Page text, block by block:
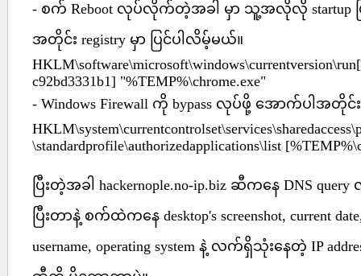
- စက် Reboot လုပ်လိုက်တဲ့အခါ မှာ သူ့အလိုလို startup
အတိုင်း registry မှာ ပြင်ပါလိမ့်မယ်။
c92bd3331b1] "%TEMP%\chrome.exe"
- Windows Firewall ကို bypass လုပ်ဖို့ အောက်ပါအတိုင်
\standardprofile\authorizedapplications\list
ပြီးတဲ့အခါ hackernople.no-ip.biz ဆီကနေ DNS
ပြီးတာနဲ့ စက်ထဲကနေ desktop's screenshot, current
username, operating system နဲ့ လက်ရှိသုံးနေတဲ့ IP